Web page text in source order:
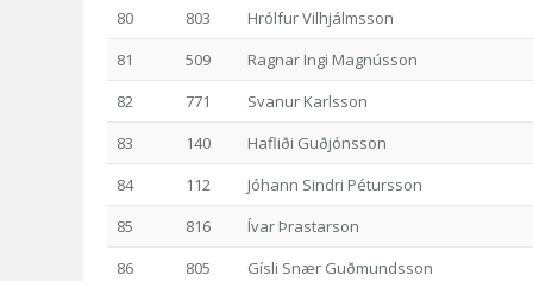
80 803
Hrólfur Vilhjálmsson
81
509
Ragnar Ingi Magnússon
82
771
Svanur Karlsson
83
140
Hafliði Guðjónsson
84
112
Jóhann Sindri Pétursson
85
816
Ívar Þrastarson
86
805
Gísli Snær Guðmundsson